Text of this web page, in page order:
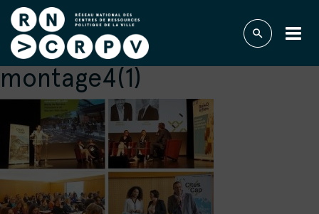
montage4(1)